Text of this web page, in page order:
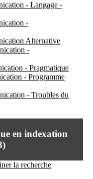
Contact
+33(0)4 37 91 54 37
Mail
- Langage -
-
Alternative
-
- Pragmatique
- Programme
- Troubles du
en indexation
)
la recherche